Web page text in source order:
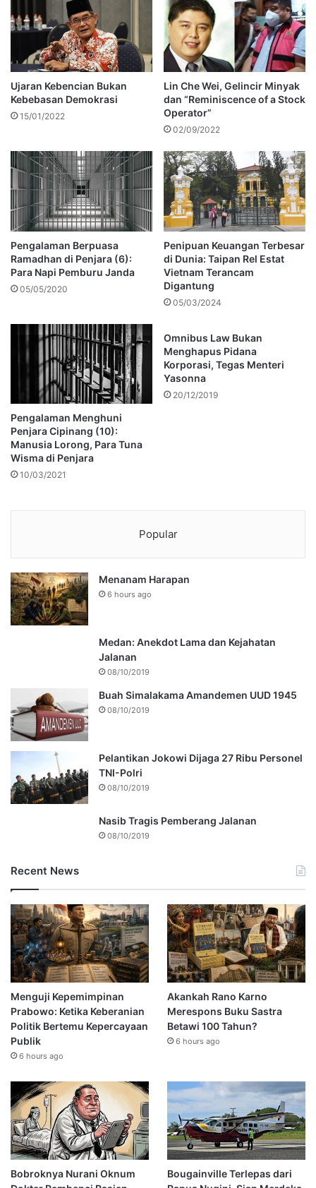
Ujaran Kebencian Bukan
Kebebasan Demokrasi
15/01/2022
Lin Che Wei, Gelincir Minyak
dan “Reminiscence of a Stock
Operator”
02/09/2022
Pengalaman Berpuasa
Ramadhan di Penjara (6):
Para Napi Pemburu Janda
05/05/2020
Penipuan Keuangan Terbesar
di Dunia: Taipan Rel Estat
Vietnam Terancam
Digantung
05/03/2024
Pengalaman Menghuni
Penjara Cipinang (10):
Manusia Lorong, Para Tuna
Wisma di Penjara
10/03/2021
Omnibus Law Bukan
Menghapus Pidana
Korporasi, Tegas Menteri
Yasonna
20/12/2019
Popular
Menanam Harapan
6 hours ago
Medan: Anekdot Lama dan Kejahatan
Jalanan
08/10/2019
Buah Simalakama Amandemen UUD 1945
08/10/2019
Pelantikan Jokowi Dijaga 27 Ribu Personel
TNI-Polri
08/10/2019
Nasib Tragis Pemberang Jalanan
08/10/2019
Recent News
Menguji Kepemimpinan
Prabowo: Ketika Keberanian
Politik Bertemu Kepercayaan
Publik
6 hours ago
Akankah Rano Karno
Merespons Buku Sastra
Betawi 100 Tahun?
6 hours ago
Bobroknya Nurani Oknum
Bougainville Terlepas dari